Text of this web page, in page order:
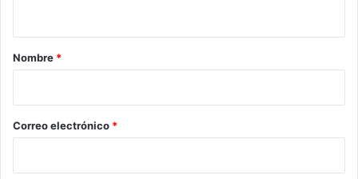
r
*
Nombre *
Correo electrónico *